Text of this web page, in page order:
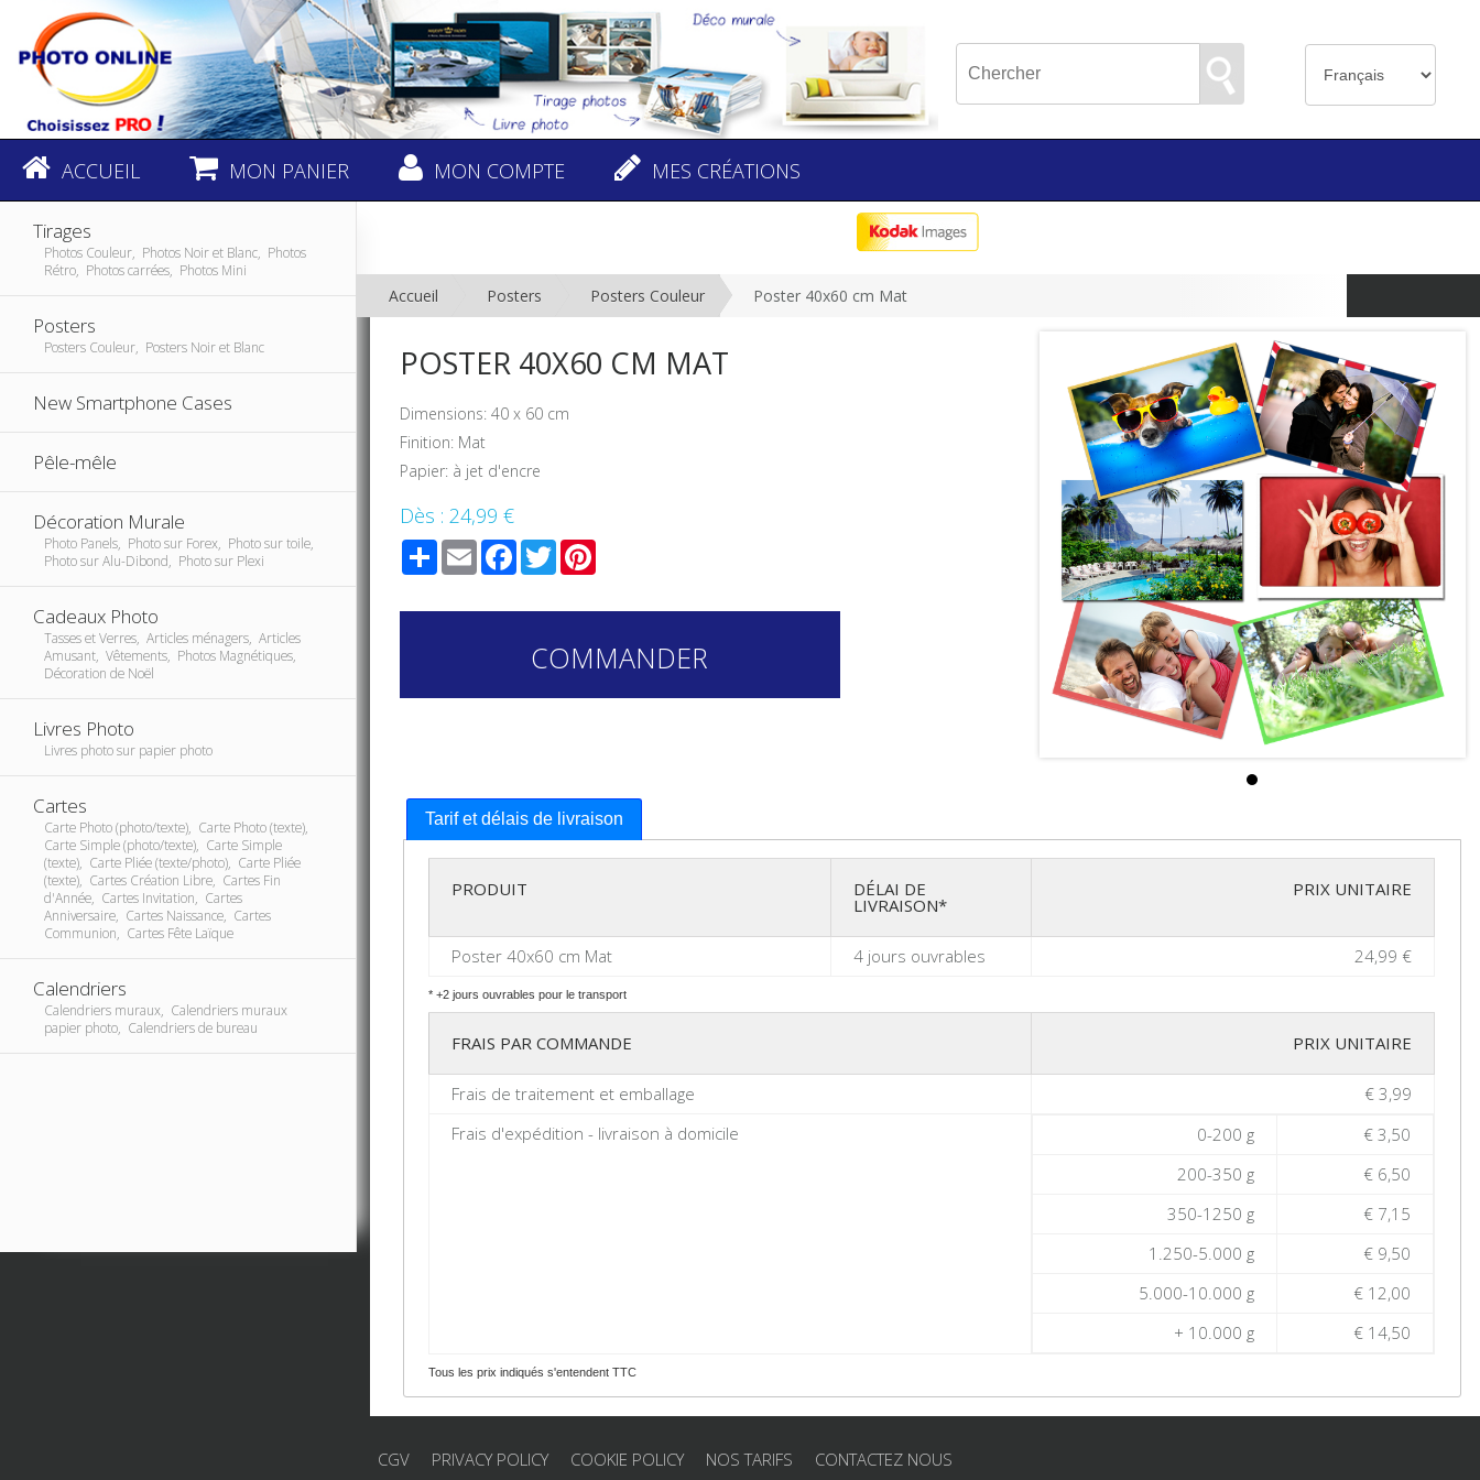
ACCUEIL MON PANIER MON COMPTE MES CRÉATIONS
Tirages
Photos Couleur, Photos Noir et Blanc, Photos
Rétro, Photos carrées, Photos Mini
Posters
Posters Couleur, Posters Noir et Blanc
New Smartphone Cases
Pêle-mêle
Décoration Murale
Photo Panels, Photo sur Forex, Photo sur toile,
Photo sur Alu-Dibond, Photo sur Plexi
Cadeaux Photo
Tasses et Verres, Articles ménagers, Articles
Amusant, Vêtements, Photos Magnétiques,
Décoration de Noël
Livres Photo
Livres photo sur papier photo
Cartes
Carte Photo (photo/texte), Carte Photo (texte),
Carte Simple (photo/texte), Carte Simple
(texte), Carte Pliée (texte/photo), Carte Pliée
(texte), Cartes Création Libre, Cartes Fin
d'Année, Cartes Invitation, Cartes
Anniversaire, Cartes Naissance, Cartes
Communion, Cartes Fête Laïque
Calendriers
Calendriers muraux, Calendriers muraux
papier photo, Calendriers de bureau
Accueil Posters Posters Couleur Poster 40x60 cm Mat
POSTER 40X60 CM MAT
Dimensions: 40 x 60 cm
Finition: Mat
Papier: à jet d'encre
Dès : 24,99 €
ShareEmailFacebook
TwitterPinterest
COMMANDER
Tarif et délais de livraison
PRODUIT DÉLAI DE
LIVRAISON*
PRIX UNITAIRE
Poster 40x60 cm Mat 4 jours ouvrables 24,99 €
* +2 jours ouvrables pour le transport
FRAIS PAR COMMANDE PRIX UNITAIRE
Frais de traitement et emballage
€ 3,99
Frais d'expédition - livraison à domicile
0-200 g
€ 3,50
200-350 g
€ 6,50
350-1250 g
€ 7,15
1.250-5.000 g
€ 9,50
5.000-10.000 g
€ 12,00
+ 10.000 g
€ 14,50
Tous les prix indiqués s'entendent TTC
CGV PRIVACY POLICY COOKIE POLICY NOS TARIFS CONTACTEZ NOUS